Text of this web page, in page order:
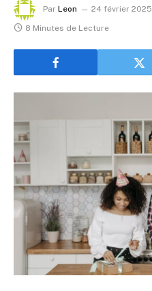
Par Leon 24 février 2025
8 Minutes de Lecture